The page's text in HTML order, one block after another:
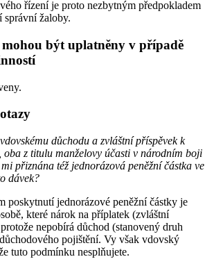
řízení je proto nezbytným předpokladem
správní žaloby.
mohou být uplatněny v případě
důchodu a zvláštní příspěvek k
oba z titulu manželovy účasti v národním boji
přiznána též jednorázová peněžní částka ve
dávek?
poskytnutí jednorázové peněžní částky je
které nárok na příplatek (zvláštní
nepobírá důchod (stanovený druh
pojištění. Vy však vdovský
tuto podmínku nesplňujete.